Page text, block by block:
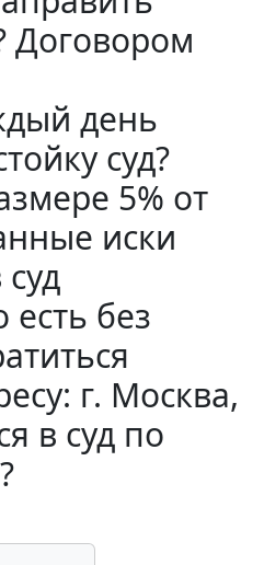
Договором
день
суд?
5% от
иски
есть без
г. Москва,
в суд по